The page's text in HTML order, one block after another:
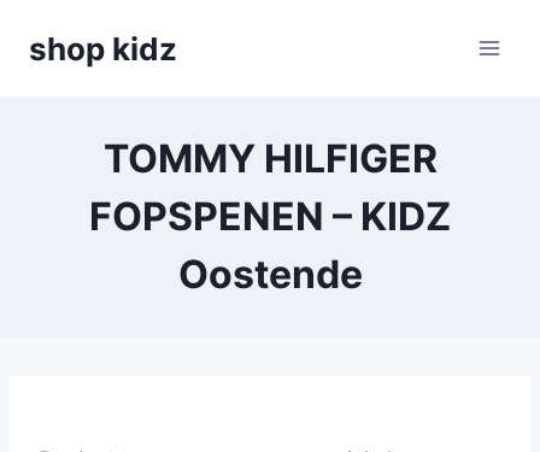
shop kidz
TOMMY HILFIGER
FOPSPENEN – KIDZ
Oostende